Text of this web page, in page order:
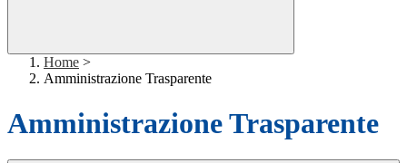
Home >
Amministrazione Trasparente
Amministrazione Trasparente